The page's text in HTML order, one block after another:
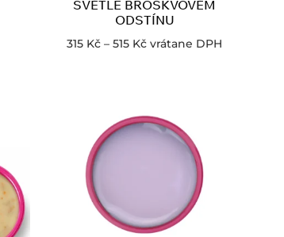
SVĚTLE BROSKVOVÉM
ODSTÍNU
315 Kč – 515 Kč vrátane DPH